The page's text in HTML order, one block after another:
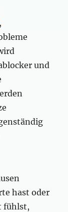
,
und
hast oder
fühlst,